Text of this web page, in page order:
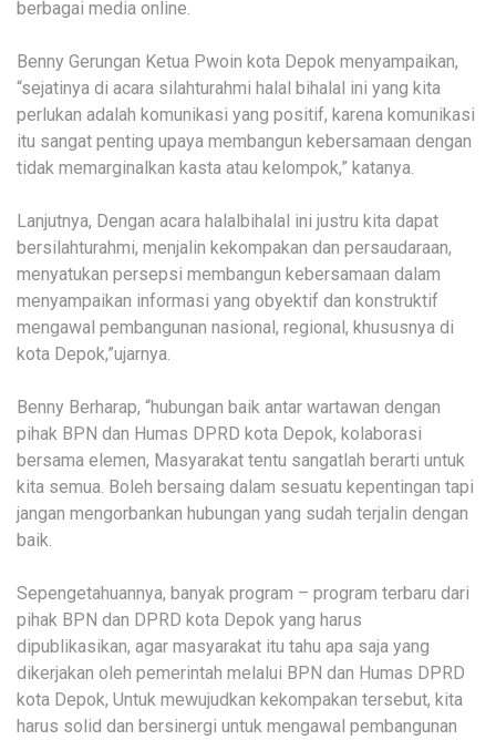
berbagai media online.
Benny Gerungan Ketua Pwoin kota Depok menyampaikan,
“sejatinya di acara silahturahmi halal bihalal ini yang kita
perlukan adalah komunikasi yang positif, karena komunikasi
itu sangat penting upaya membangun kebersamaan dengan
tidak memarginalkan kasta atau kelompok,” katanya.
Lanjutnya, Dengan acara halalbihalal ini justru kita dapat
bersilahturahmi, menjalin kekompakan dan persaudaraan,
menyatukan persepsi membangun kebersamaan dalam
menyampaikan informasi yang obyektif dan konstruktif
mengawal pembangunan nasional, regional, khususnya di
kota Depok,”ujarnya.
Benny Berharap, “hubungan baik antar wartawan dengan
pihak BPN dan Humas DPRD kota Depok, kolaborasi
bersama elemen, Masyarakat tentu sangatlah berarti untuk
kita semua. Boleh bersaing dalam sesuatu kepentingan tapi
jangan mengorbankan hubungan yang sudah terjalin dengan
baik.
Sepengetahuannya, banyak program – program terbaru dari
pihak BPN dan DPRD kota Depok yang harus
dipublikasikan, agar masyarakat itu tahu apa saja yang
dikerjakan oleh pemerintah melalui BPN dan Humas DPRD
kota Depok, Untuk mewujudkan kekompakan tersebut, kita
harus solid dan bersinergi untuk mengawal pembangunan